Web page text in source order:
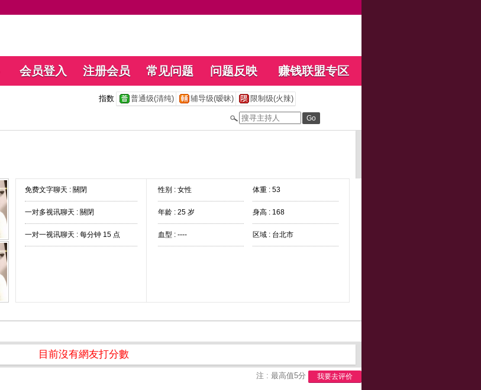
会员登入 注册会员 常见问题 问题反映 赚钱联盟专区
指数 普通级(清纯) 辅导级(暧昧) 限制级(火辣)
免费文字聊天 : 關閉
一对多视讯聊天 : 關閉
一对一视讯聊天 : 每分钟 15 点
性别 : 女性 体重 : 53
年龄 : 25 岁 身高 : 168
血型 : ---- 区域 : 台北市
目前沒有網友打分數
注 : 最高值5分 我要去评价